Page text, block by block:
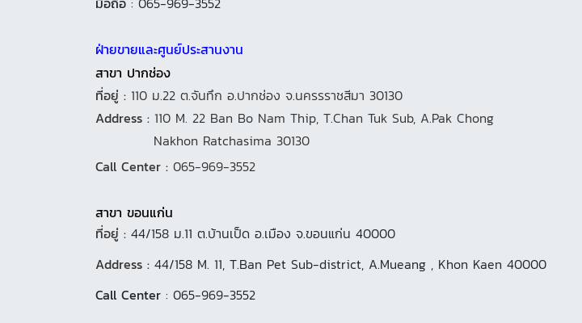
ฝ่ายขายและศูนย์ประสานงาน
สาขา ปากช่อง
ที่อยู่ : 110 ม.22 ต.จันทึก อ.ปากช่อง จ.นครรราชสีมา 30130
Address : 110 M. 22 Ban Bo Nam Thip, T.Chan Tuk Sub, A.Pak Chong
Nakhon Ratchasima 30130
Call Center : 065-969-3552
สาขา ขอนแก่น
ที่อยู่ : 44/158 ม.11 ต.บ้านเป็ด อ.เมือง จ.ขอนแก่น 40000
Address : 44/158 M. 11, T.Ban Pet Sub-district, A.Mueang , Khon Kaen 40000
Call Center : 065-969-3552